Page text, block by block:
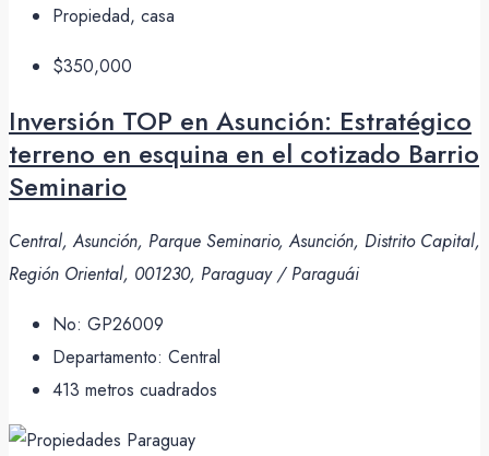
Propiedad, casa
$350,000
Inversión TOP en Asunción: Estratégico
terreno en esquina en el cotizado Barrio
Seminario
Central, Asunción, Parque Seminario, Asunción, Distrito Capital,
Región Oriental, 001230, Paraguay / Paraguái
No: GP26009
Departamento: Central
413 metros cuadrados